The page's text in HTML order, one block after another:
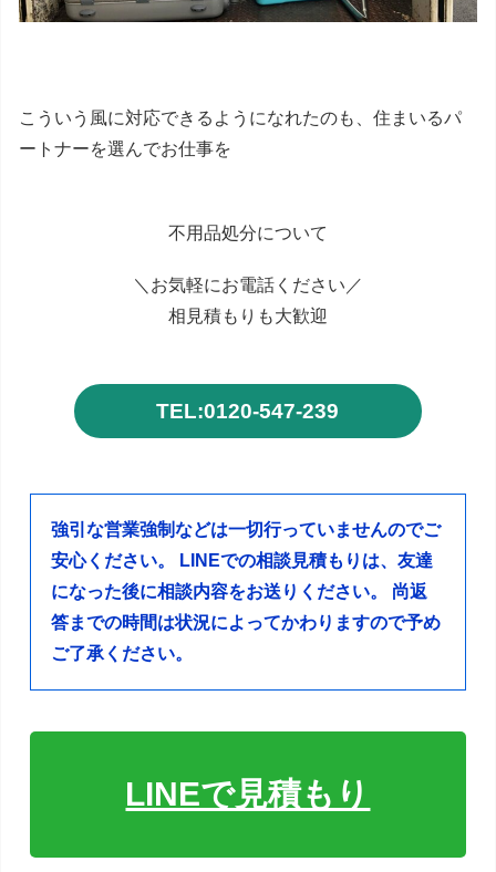
こういう風に対応できるようになれたのも、住まいるパ
ートナーを選んでお仕事を
不用品処分について
＼お気軽にお電話ください／
相見積もりも大歓迎
TEL:0120-547-239
強引な営業強制などは一切行っていませんのでご
安心ください。
LINEでの相談見積もりは、友達
になった後に相談内容をお送りください。
尚返
答までの時間は状況によってかわりますので予め
ご了承ください。
LINEで見積もり